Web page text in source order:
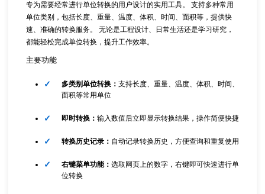
专为需要经常进行单位转换的用户设计的实用工具。 支持多种常用
单位类别，包括长度、重量、温度、体积、时间、面积等，提供快
速、准确的转换服务。 无论是工程设计、日常生活还是学习研究，
都能轻松完成单位转换，提升工作效率。
主要功能
多类别单位转换： 支持长度、重量、温度、体积、时间、
面积等常用单位
即时转换： 输入数值后立即显示转换结果，操作简便快捷
转换历史记录： 自动记录转换历史，方便查询和重复使用
右键菜单功能： 选取网页上的数字，右键即可快速进行单
位转换